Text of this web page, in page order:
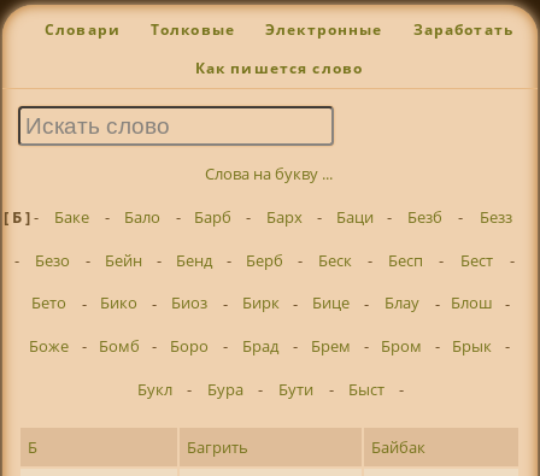
Словари Толковые Электронные Заработать
Как пишется слово
Слова на букву ...
[ Б ]- Баке - Бало - Барб - Барх - Баци - Безб -
Безз
-
Безо - Бейн - Бенд - Берб - Беск - Бесп - Бест
-
Бето
- Бико - Биоз - Бирк - Бице - Блау - Блош
-
Боже
- Бомб - Боро - Брад - Брем - Бром - Брык
-
Букл
- Бура - Бути - Быст -
Б Багрить
Байбак